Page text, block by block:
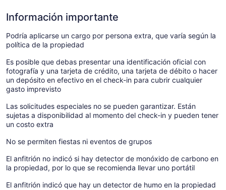
Información importante
Podría aplicarse un cargo por persona extra, que varía según la
política de la propiedad
Es posible que debas presentar una identificación oficial con
fotografía y una tarjeta de crédito, una tarjeta de débito o hacer
un depósito en efectivo en el check-in para cubrir cualquier
gasto imprevisto
Las solicitudes especiales no se pueden garantizar. Están
sujetas a disponibilidad al momento del check-in y pueden tener
un costo extra
No se permiten fiestas ni eventos de grupos
El anfitrión no indicó si hay detector de monóxido de carbono en
la propiedad, por lo que se recomienda llevar uno portátil
El anfitrión indicó que hay un detector de humo en la propiedad